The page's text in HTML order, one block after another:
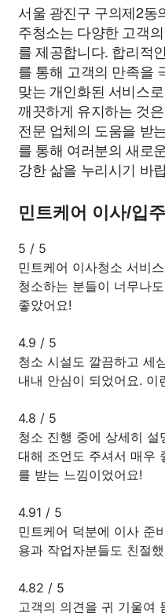
서울 광진구 구의제2동
주청소는 다양한 고객
를 제공합니다. 합리적
를 통해 고객의 만족을
맞는 개인화된 서비스
깨끗하게 유지하는 것
전문 업체의 도움을 받
를 통해 여러분의 새로
강한 삶을 누리시기 바
민트케어 이사/입
5 / 5
민트케어 이사청소 서비
청소하는 분들이 너무나
좋았어요!
4.9 / 5
청소 시설도 깔끔하고 세
내내 안심이 되었어요. 이
4.8 / 5
청소 진행 중에 상세히 설
대해 조언도 주셔서 매우
를 받는 느낌이었어요!
4.91 / 5
민트케어 덕분에 이사 준
용과 작업자분들도 친절
4.82 / 5
고객의 의견을 귀 기울여